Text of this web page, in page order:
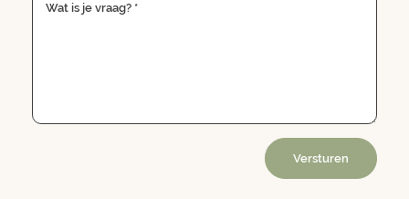
Wat is je vraag? *
Versturen